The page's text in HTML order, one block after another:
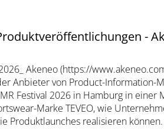
-
Akeneo (https://
Anbieter von Product-Information-
Festival 2026 in Hamburg in einer
Marke TEVEO, wie
Produktlaunches realisieren können.